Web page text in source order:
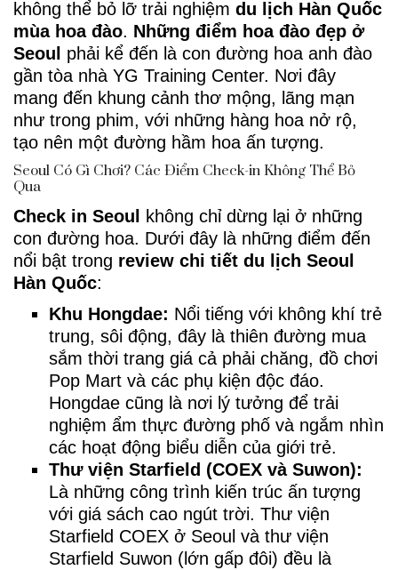
không thể bỏ lỡ trải nghiệm du lịch Hàn Quốc
mùa hoa đào. Những điểm hoa đào đẹp ở
Seoul
phải kể đến là con đường hoa anh đào
gần tòa nhà YG Training Center. Nơi đây
mang đến khung cảnh thơ mộng, lãng mạn
như trong phim, với những hàng hoa nở rộ,
tạo nên một đường hầm hoa ấn tượng.
Seoul Có Gì Chơi? Các Điểm Check-in Không Thể Bỏ
Qua
Check in Seoul
không chỉ dừng lại ở những
con đường hoa. Dưới đây là những điểm đến
nổi bật trong review chi tiết du lịch Seoul
Hàn Quốc:
Khu Hongdae: Nổi tiếng với không khí trẻ
trung, sôi động, đây là thiên đường mua
sắm thời trang giá cả phải chăng, đồ chơi
Pop Mart và các phụ kiện độc đáo.
Hongdae cũng là nơi lý tưởng để trải
nghiệm ẩm thực đường phố và ngắm nhìn
các hoạt động biểu diễn của giới trẻ.
Thư viện Starfield (COEX và Suwon):
Là những công trình kiến trúc ấn tượng
với giá sách cao ngút trời. Thư viện
Starfield COEX ở Seoul và thư viện
Starfield Suwon (lớn gấp đôi) đều là